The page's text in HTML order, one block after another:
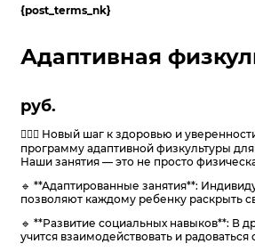
{post_terms_nk}
Адаптивная
руб.
🏃‍♂️✨ Новый шаг к здоровью и
программу адаптивной физкультуры
Наши занятия — это не просто
🔹 **Адаптированные занятия**:
позволяют каждому ребенку раскрыть
🔹 **Развитие социальных навыков**: В
учится взаимодействовать и